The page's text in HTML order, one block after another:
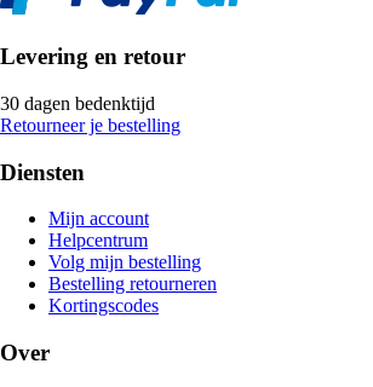
Levering en retour
30 dagen bedenktijd
Retourneer je bestelling
Diensten
Mijn account
Helpcentrum
Volg mijn bestelling
Bestelling retourneren
Kortingscodes
Over